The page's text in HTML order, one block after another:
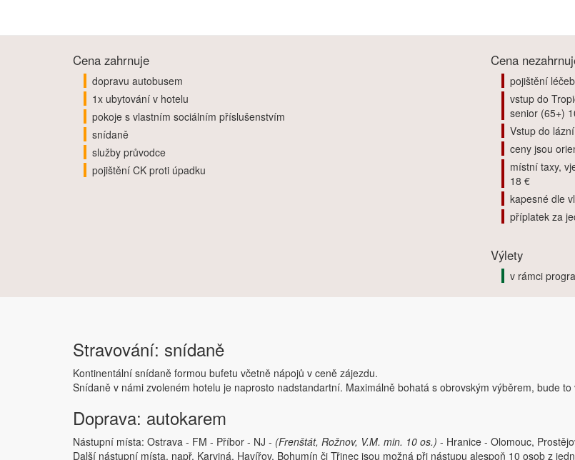
Cena zahrnuje
dopravu autobusem
1x ubytování v hotelu
pokoje s vlastním sociálním příslušenstvím
snídaně
služby průvodce
pojištění CK proti úpadku
Cena
pojištění
vstup do
senior (65+)
Vstup do
ceny jsou
místní taxy,
18 €
kapesné dle
příplatek za
Výlety
v rámci
Stravování: snídaně
Kontinentální snídaně formou bufetu včetně nápojů v ceně zájezdu.
Snídaně v námi zvoleném hotelu je naprosto nadstandartní. Maximálně bohatá s obrovským výběrem, bude
Doprava: autokarem
Nástupní místa: Ostrava - FM - Příbor - NJ - (Frenštát, Rožnov, V.M. min. 10 os.) - Hranice - Olomouc,
Další nástupní místa, např. Karviná, Havířov, Bohumín či Třinec jsou možná při nástupu alespoň 10 osob z